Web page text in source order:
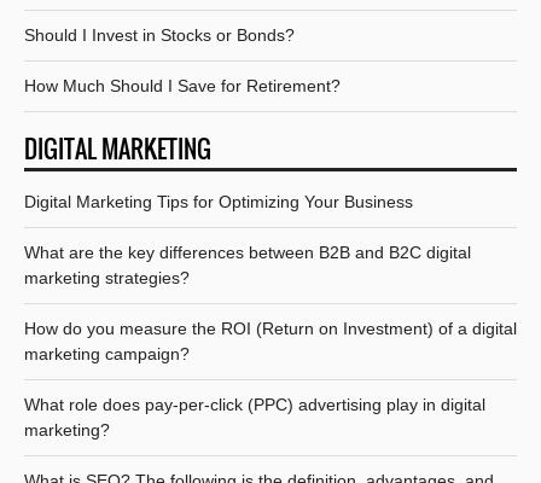
Should I Invest in Stocks or Bonds?
How Much Should I Save for Retirement?
DIGITAL MARKETING
Digital Marketing Tips for Optimizing Your Business
What are the key differences between B2B and B2C digital
marketing strategies?
How do you measure the ROI (Return on Investment) of a digital
marketing campaign?
What role does pay-per-click (PPC) advertising play in digital
marketing?